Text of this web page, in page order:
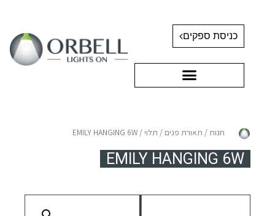
כניסת ספקים
חנות / תאורת פנים / תלוי/ EMILY HANGING 6W
EMILY HANGING 6W